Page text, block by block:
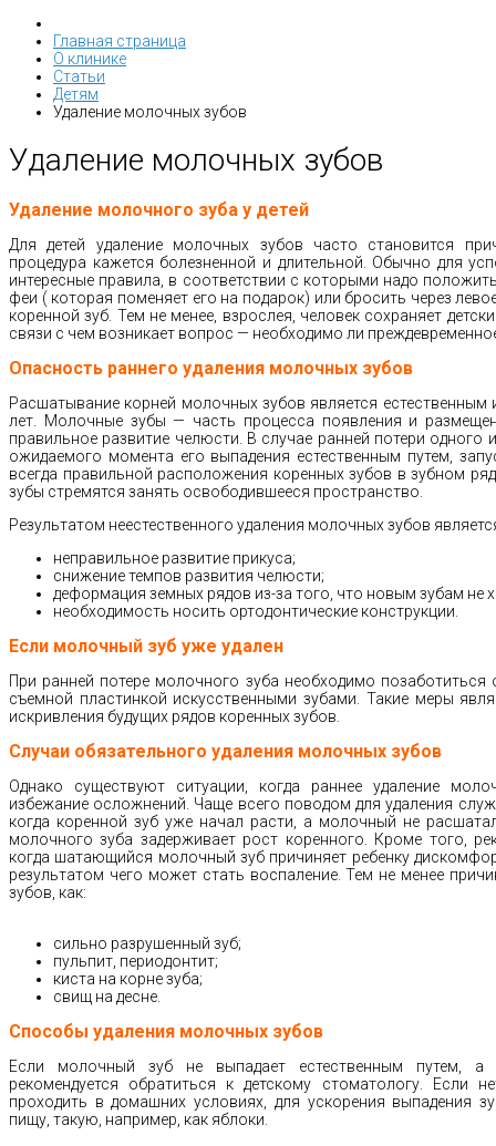
Главная страница
О клинике
Статьи
Детям
Удаление молочных зубов
Удаление молочных зубов
Удаление молочного зуба у детей
Для детей удаление молочных зубов часто становится
процедура кажется болезненной и длительной. Обычно для
интересные правила, в соответствии с которыми надо
феи ( которая поменяет его на подарок) или бросить через
коренной зуб. Тем не менее, взрослея, человек сохраняет
связи с чем возникает вопрос — необходимо ли
Опасность раннего удаления молочных зубов
Расшатывание корней молочных зубов является естественным
лет. Молочные зубы — часть процесса появления и
правильное развитие челюсти. В случае ранней потери
ожидаемого момента его выпадения естественным путем,
всегда правильной расположения коренных зубов в зубном
зубы стремятся занять освободившееся пространство.
Результатом неестественного удаления молочных зубов
неправильное развитие прикуса;
снижение темпов развития челюсти;
деформация земных рядов из-за того, что новым зубам не
необходимость носить ортодонтические конструкции.
Если молочный зуб уже удален
При ранней потере молочного зуба необходимо позаботиться
съемной пластинкой искусственными зубами. Такие меры
искривления будущих рядов коренных зубов.
Случаи обязательного удаления молочных зубов
Однако существуют ситуации, когда раннее удаление
избежание осложнений. Чаще всего поводом для удаления
когда коренной зуб уже начал расти, а молочный не
молочного зуба задерживает рост коренного. Кроме того,
когда шатающийся молочный зуб причиняет ребенку
результатом чего может стать воспаление. Тем не менее
зубов, как:
сильно разрушенный зуб;
пульпит, периодонтит;
киста на корне зуба;
свищ на десне.
Способы удаления молочных зубов
Если молочный зуб не выпадает естественным путем, а
рекомендуется обратиться к детскому стоматологу. Если
проходить в домашних условиях, для ускорения выпадения
пищу, такую, например, как яблоки.